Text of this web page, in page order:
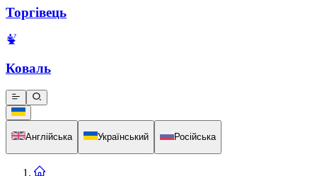
Торгівець
Коваль
Англійська Український Російська